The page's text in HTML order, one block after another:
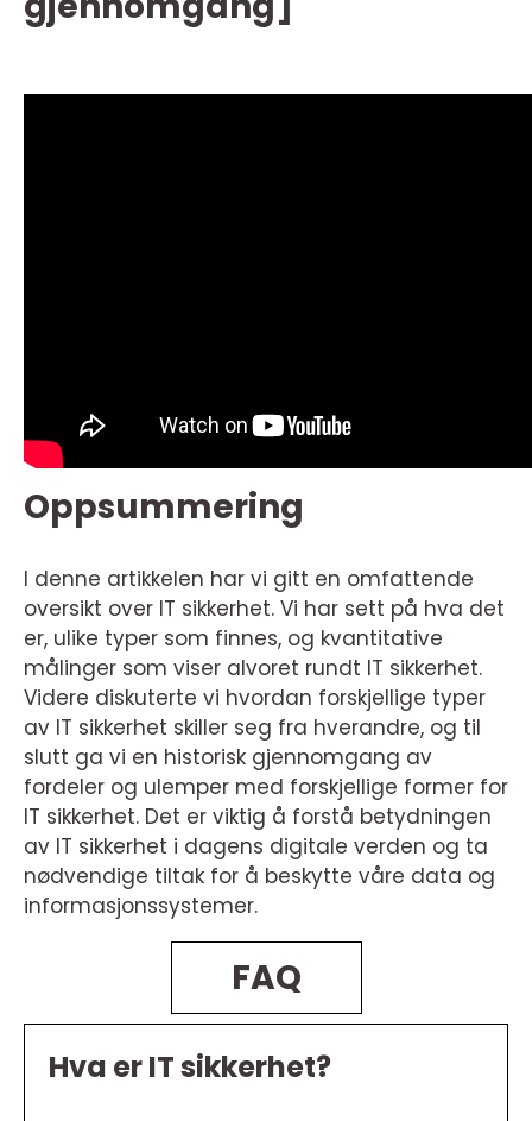
Oppsummering
I denne artikkelen har vi gitt en omfattende
oversikt over IT sikkerhet. Vi har sett på hva det
er, ulike typer som finnes, og kvantitative
målinger som viser alvoret rundt IT sikkerhet.
Videre diskuterte vi hvordan forskjellige typer
av IT sikkerhet skiller seg fra hverandre, og til
slutt ga vi en historisk gjennomgang av
fordeler og ulemper med forskjellige former for
IT sikkerhet. Det er viktig å forstå betydningen
av IT sikkerhet i dagens digitale verden og ta
nødvendige tiltak for å beskytte våre data og
informasjonssystemer.
FAQ
Hva er IT sikkerhet?